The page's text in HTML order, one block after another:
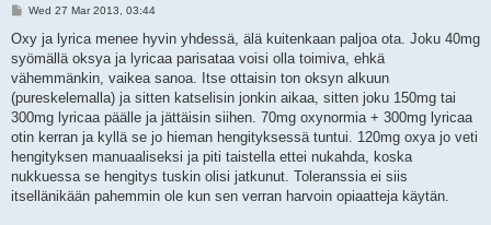
P
s
Wed 27 Mar 2013, 03:44
Oxy ja lyrica menee hyvin yhdessä, älä kuitenkaan paljoa ota. Joku 40mg
syömällä oksya ja lyricaa parisataa voisi olla toimiva, ehkä
vähemmänkin, vaikea sanoa. Itse ottaisin ton oksyn alkuun
(pureskelemalla) ja sitten katselisin jonkin aikaa, sitten joku 150mg tai
300mg lyricaa päälle ja jättäisin siihen. 70mg oxynormia + 300mg lyricaa
otin kerran ja kyllä se jo hieman hengityksessä tuntui. 120mg oxya jo veti
hengityksen manuaaliseksi ja piti taistella ettei nukahda, koska
nukkuessa se hengitys tuskin olisi jatkunut. Toleranssia ei siis
itsellänikään pahemmin ole kun sen verran harvoin opiaatteja käytän.